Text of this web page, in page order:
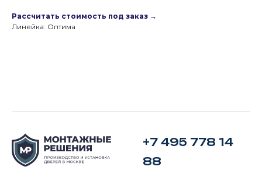
Рассчитать стоимость под заказ →
Линейка: Оптима
+7 495 778 14
88